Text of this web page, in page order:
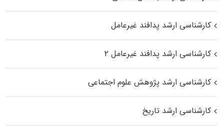
کارشناسی ارشد پدافند غیرعامل
کارشناسی ارشد پدافند غیرعامل ۲
کارشناسی ارشد پژوهش علوم اجتماعی
کارشناسی ارشد تاریخ